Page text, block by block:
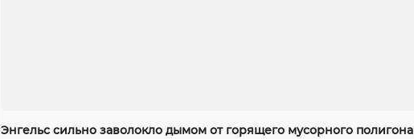
Энгельс сильно заволокло дымом от горящего мусорного полигона